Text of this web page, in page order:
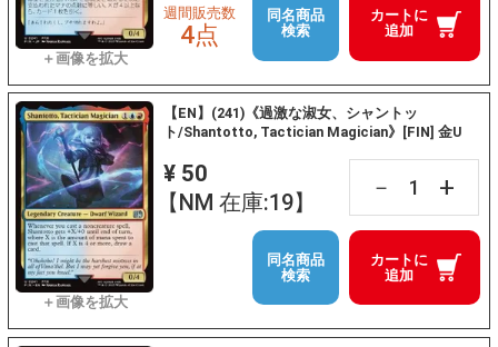
カートに
追加
週間販売数
4点
同名商品
検索
【EN】(241)《過激な淑女、シャントッ
ト/Shantotto, Tactician Magician》[FIN] 金U
¥ 50
【NM 在庫:19】
－ +
カートに
追加
同名商品
検索